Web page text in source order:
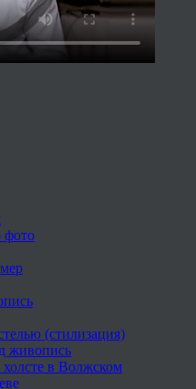
фото
(стилизация)
живопись
в Волжском